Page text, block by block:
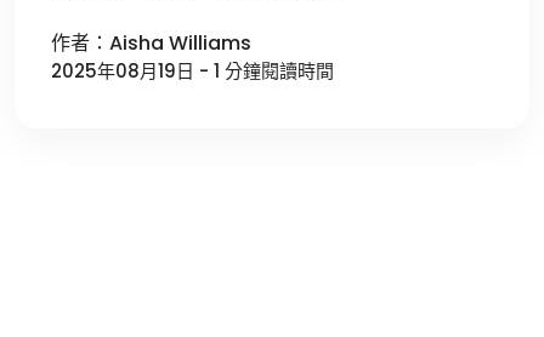
作者：Aisha Williams
2025年08月19日 - 1 分鐘閱讀時間